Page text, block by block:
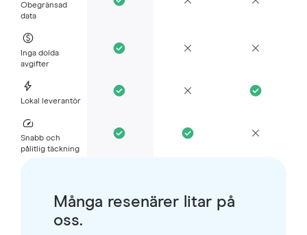
Obegränsad
data
Inga dolda
avgifter
Lokal leverantör
Snabb och
pålitlig täckning
Många resenärer litar på
oss.